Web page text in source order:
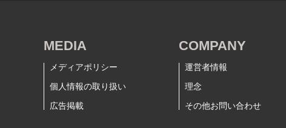
MEDIA
メディアポリシー
個人情報の取り扱い
広告掲載
COMPANY
運営者情報
理念
その他お問い合わせ